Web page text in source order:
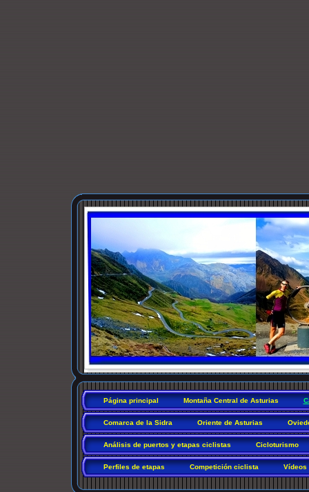
Página principal Montaña Central de Asturias
Comarca de la Sidra Oriente de Asturias
Análisis de puertos y etapas ciclistas Cicloturismo
Perfiles de etapas Competición ciclista Vídeos